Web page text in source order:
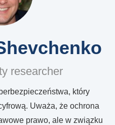
researcher
który
Uważa, że ​​ochrona
prawo, ale w związku